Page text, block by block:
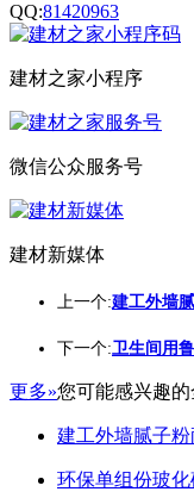
QQ:81420963
建材之家小程序
微信公众服务号
建材新媒体
上一个:建工外墙
下一个:卫生间用
更多»您可能感兴趣
建工外墙腻子
环保单组份玻化